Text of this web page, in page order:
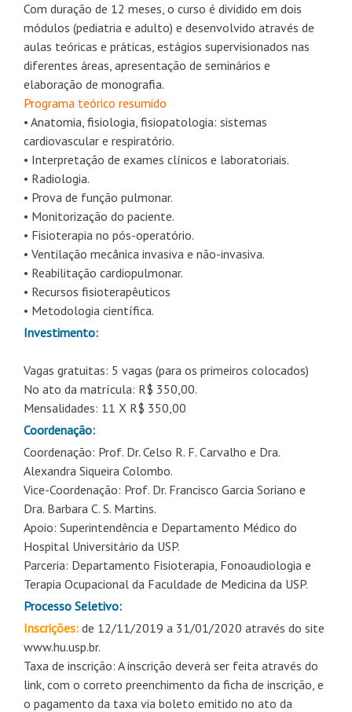
Com duração de 12 meses, o curso é dividido em dois
módulos (pediatria e adulto) e desenvolvido através de
aulas teóricas e práticas, estágios supervisionados nas
diferentes áreas, apresentação de seminários e
elaboração de monografia.
Programa teórico resumido
• Anatomia, fisiologia, fisiopatologia: sistemas
cardiovascular e respiratório.
• Interpretação de exames clínicos e laboratoriais.
• Radiologia.
• Prova de função pulmonar.
• Monitorização do paciente.
• Fisioterapia no pós-operatório.
• Ventilação mecânica invasiva e não-invasiva.
• Reabilitação cardiopulmonar.
• Recursos fisioterapêuticos
• Metodologia científica.
Investimento:
Vagas gratuitas: 5 vagas (para os primeiros colocados)
No ato da matrícula: R$ 350,00.
Mensalidades: 11 X R$ 350,00
Coordenação:
Coordenação: Prof. Dr. Celso R. F. Carvalho e Dra.
Alexandra Siqueira Colombo.
Vice-Coordenação: Prof. Dr. Francisco Garcia Soriano e
Dra. Barbara C. S. Martins.
Apoio: Superintendência e Departamento Médico do
Hospital Universitário da USP.
Parceria: Departamento Fisioterapia, Fonoaudiologia e
Terapia Ocupacional da Faculdade de Medicina da USP.
Processo Seletivo:
Inscrições: de 12/11/2019 a 31/01/2020 através do site
www.hu.usp.br.
Taxa de inscrição: A inscrição deverá ser feita através do
link, com o correto preenchimento da ficha de inscrição, e
o pagamento da taxa via boleto emitido no ato da